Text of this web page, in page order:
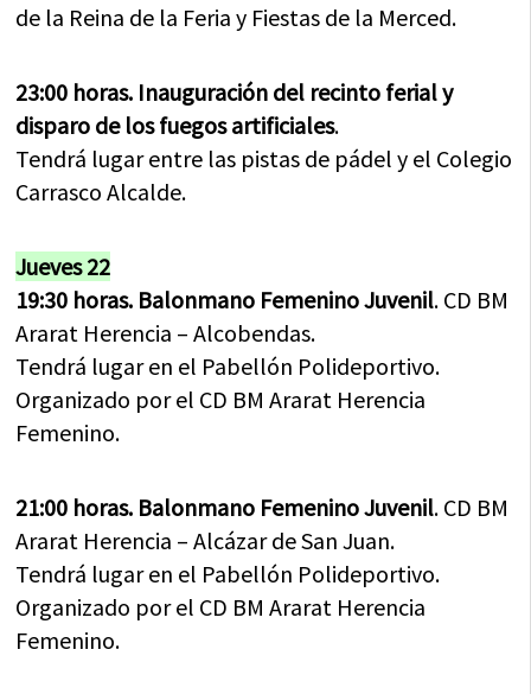
de la Reina de la Feria y Fiestas de la Merced.
23:00 horas. Inauguración del recinto ferial y
disparo de los fuegos artificiales.
Tendrá lugar entre las pistas de pádel y el Colegio
Carrasco Alcalde.
Jueves 22
19:30 horas. Balonmano Femenino Juvenil. CD BM
Ararat Herencia – Alcobendas.
Tendrá lugar en el Pabellón Polideportivo.
Organizado por el CD BM Ararat Herencia
Femenino.
21:00 horas. Balonmano Femenino Juvenil. CD BM
Ararat Herencia – Alcázar de San Juan.
Tendrá lugar en el Pabellón Polideportivo.
Organizado por el CD BM Ararat Herencia
Femenino.